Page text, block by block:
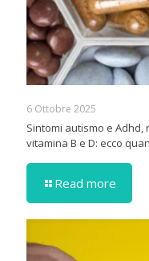
6 Ottobre 2025
Sintomi autismo e
vitamina B e D: ecco
Read more